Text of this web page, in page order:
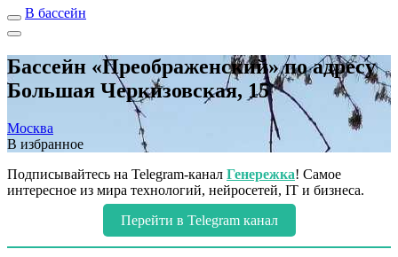
В бассейн
Бассейн «Преображенский» по адресу
Большая Черкизовская, 15
Москва
В избранное
Подписывайтесь на Telegram-канал Генережка! Самое
интересное из мира технологий, нейросетей, IT и бизнеса.
Перейти в Telegram канал